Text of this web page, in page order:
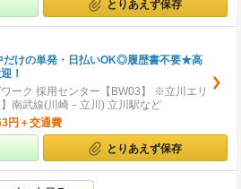
とりあえず保存
だけの単発・日払いOK◎履歴書不要★高
！
ーク 採用センター【BW03】 ※立川エリ
南武線(川崎－立川) 立川駅など
円＋交通費
とりあえず保存